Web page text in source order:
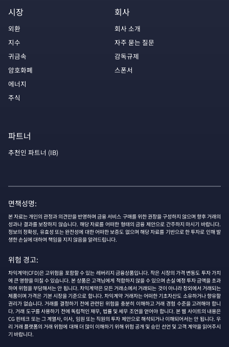
시장
외환
지수
귀금속
암호화폐
에너지
주식
회사
회사 소개
자주 묻는 질문
감독규제
스폰서
파트너
추천인 파트너 (IB)
면책성명:
본 자료는 개인의 관정과 의견만을 반영하며 금융 서비스 구매를 위한 권장을 구성하지 않으며 향후 거래의
성과나 결과를 보장하지 않습니다. 해당 자료를 어떠한 형태의 금융 제안으로 간주하지 마시기 바랍니다.
정보의 정확성, 유효성 또는 완전성에 대한 어떠한 보증도 없으며 해당 자료를 기반으로 한 투자로 인해 발
생한 손실에 대하여 책임을 지지 않음을 알려드립니다.
위험 경고:
차익계약(CFD)은 고위험을 포함할 수 있는 레버리지 금융상품입니다. 작은 시장의 가격 변동도 투자 가치
에 큰 영향을 미칠 수 있습니다. 본 상품은 고객님에게 적합하지 않을 수 있으며 손실 예정 투자 금액을 초과
하여 위험을 부담해서는 안 됩니다. 차익계약은 모든 거래소에서 거래되는 것이 아니라 장외에서 거래되는
제품이며 가격은 기본 시장을 기준으로 합니다. 차익계약 거래자는 어떠한 기초자산도 소유하거나 향유할
권리가 없습니다. 거래를 결정하기 전에 관련된 위험을 충분히 이해하고 거래 경험 수준을 고려해야 합니
다. 거래 도구를 사용하기 전에 독립적인 재무, 법률 및 세무 조언을 얻어야 합니다. 본 웹 사이트의 내용은
CG 핀테크 또는 그 계열사, 이사, 임원 또는 직원의 투자 제안으로 해석되거나 이해되어서는 안 됩니다. 우
리 거래 플랫폼의 거래 위험에 대해 더 많이 이해하기 위해 위험 공개 및 승인 선언 및 고객 계약을 읽어주시
기 바랍니다.